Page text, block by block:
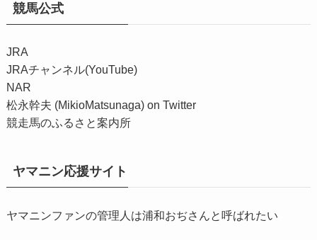
競馬公式
JRA
JRAチャンネル(YouTube)
NAR
松永幹夫 (MikioMatsunaga) on Twitter
競走馬のふるさと案内所
ヤマニン応援サイト
ヤマニンファンの管理人は浦和おぢさんと呼ばれたい